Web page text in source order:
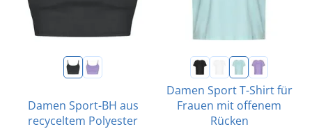
Damen Sport-BH aus
recyceltem Polyester
Damen Sport T-Shirt für
Frauen mit offenem
Rücken